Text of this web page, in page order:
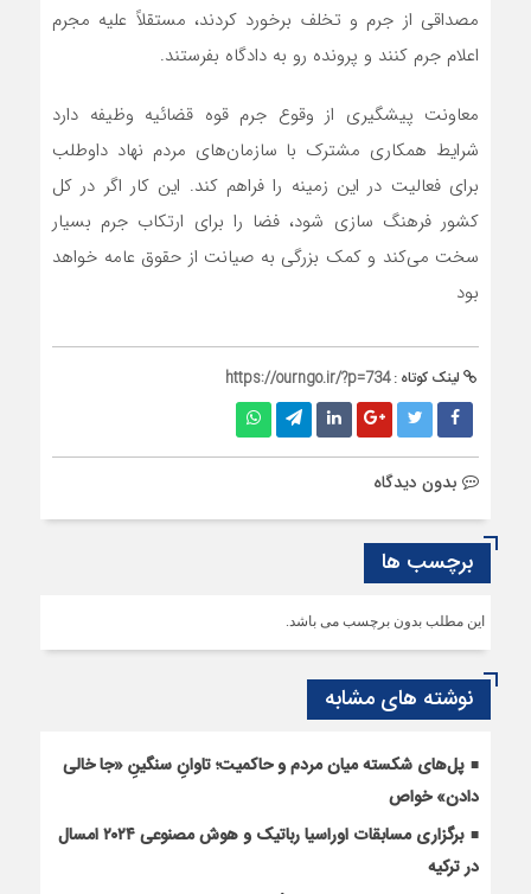
مصداقی از جرم و تخلف برخورد کردند، مستقلاً علیه مجرم
اعلام جرم کنند و پرونده رو به دادگاه بفرستند.
معاونت پیشگیری از وقوع جرم قوه قضائیه وظیفه دارد
شرایط همکاری مشترک با سازمان‌های مردم نهاد داوطلب
برای فعالیت در این زمینه را فراهم کند. این کار اگر در کل
کشور فرهنگ سازی شود، فضا را برای ارتکاب جرم بسیار
سخت می‌کند و کمک بزرگی به صیانت از حقوق عامه خواهد
بود
لینک کوتاه :https://ourngo.ir/?p=734
بدون دیدگاه
برچسب ها
این مطلب بدون برچسب می باشد.
نوشته های مشابه
پل‌های شکسته میان مردم و حاکمیت؛ تاوانِ سنگینِ «جا خالی
دادن» خواص
برگزاری مسابقات اوراسیا رباتیک و هوش مصنوعی ۲۰۲۴ امسال
در ترکیه